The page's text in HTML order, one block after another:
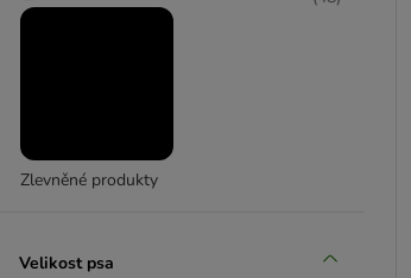
Zlevněné produkty
Velikost psa